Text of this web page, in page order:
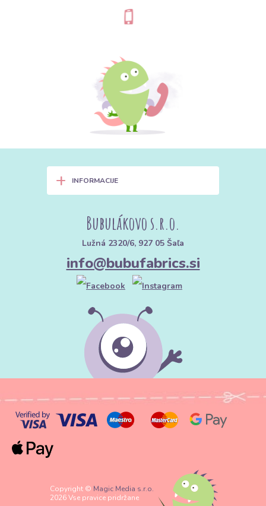
+ INFORMACIJE
Bubulákovo s.r.o.
Lužná 2320/6, 927 05 Šaľa
info@bubufabrics.si
Copyright © Magic Media s.r.o.
2026 Vse pravice pridržane